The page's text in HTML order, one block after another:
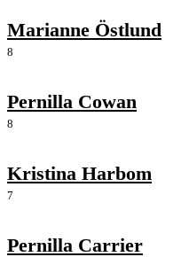
Marianne Östlund
8
Pernilla Cowan
8
Kristina Harbom
7
Pernilla Carrier